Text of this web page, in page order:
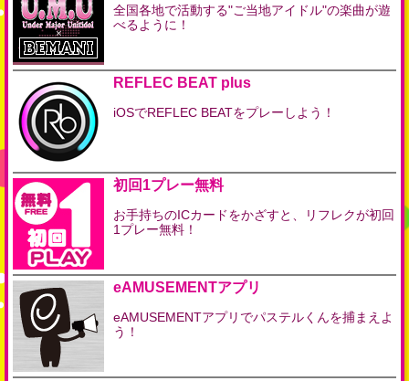
全国各地で活動する"ご当地アイドル"の楽曲が遊
べるように！
REFLEC BEAT plus
iOSでREFLEC BEATをプレーしよう！
初回1プレー無料
お手持ちのICカードをかざすと、リフレクが初回
1プレー無料！
eAMUSEMENTアプリ
eAMUSEMENTアプリでパステルくんを捕まえよ
う！